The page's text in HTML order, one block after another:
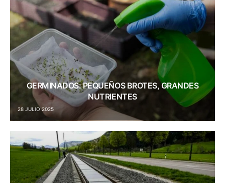
GERMINADOS: PEQUEÑOS BROTES, GRANDES
NUTRIENTES
28 JULIO 2025